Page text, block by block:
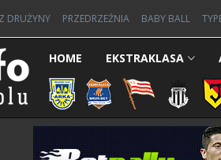
DRUŻYNY PRZEDRZEŹNIA BABY BALL
HOME EKSTRAKLASA